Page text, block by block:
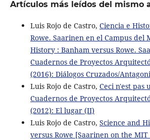
Artículos más leídos del mismo
Luis Rojo de Castro, Ciencia e
Rowe. Saarinen en el Campus del
History : Banham versus Rowe.
Cuadernos de Proyectos
(2016): Diálogos Cruzados/
Luis Rojo de Castro, Ceci n'est pas
Cuadernos de Proyectos
(2012): El lugar (II)
Luis Rojo de Castro, Science and
versus Rowe [Saarinen on the MIT